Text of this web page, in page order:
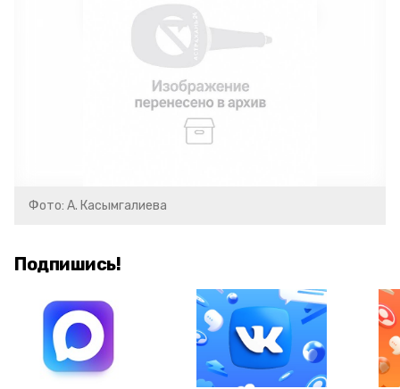
Фото: А. Касымгалиева
Подпишись!